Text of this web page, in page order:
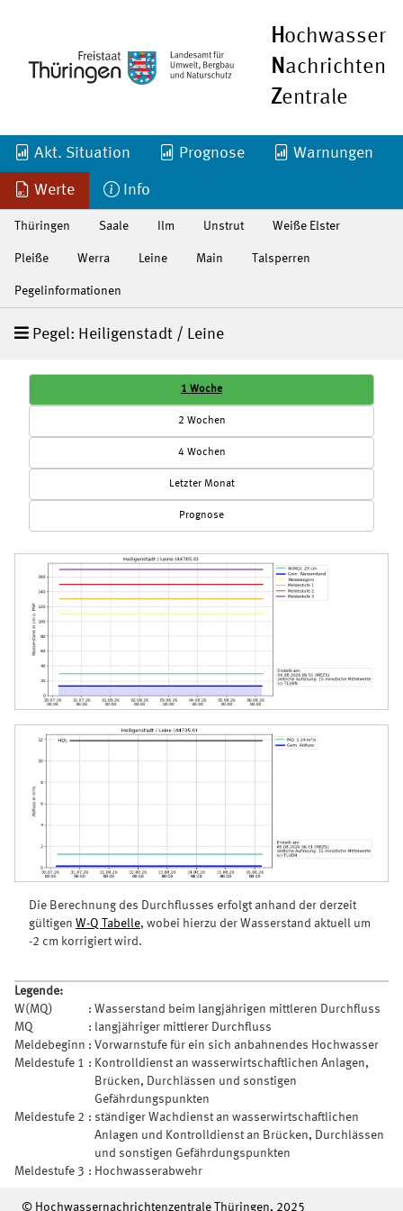
Hochwasser
Nachrichten
Zentrale
Akt. Situation Prognose Warnungen
Werte Info
Thüringen Saale Ilm Unstrut Weiße Elster
Pleiße Werra Leine Main Talsperren
Pegelinformationen
Pegel: Heiligenstadt / Leine
1 Woche
2 Wochen
4 Wochen
Letzter Monat
Prognose
Die Berechnung des Durchflusses erfolgt anhand der derzeit
gültigen W-Q Tabelle, wobei hierzu der Wasserstand aktuell um
-2 cm korrigiert wird.
Legende:
W(MQ)
: Wasserstand beim langjährigen mittleren Durchfluss
MQ
: langjähriger mittlerer Durchfluss
Meldebeginn : Vorwarnstufe für ein sich anbahnendes Hochwasser
Meldestufe 1 : Kontrolldienst an wasserwirtschaftlichen Anlagen,
Brücken, Durchlässen und sonstigen
Gefährdungspunkten
Meldestufe 2 : ständiger Wachdienst an wasserwirtschaftlichen
Anlagen und Kontrolldienst an Brücken, Durchlässen
und sonstigen Gefährdungspunkten
Meldestufe 3 : Hochwasserabwehr
© Hochwassernachrichtenzentrale Thüringen, 2025